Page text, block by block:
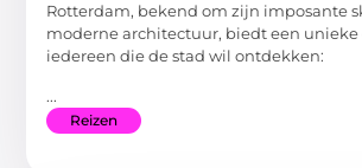
Rotterdam, bekend om zijn imposante
moderne architectuur, biedt een unieke
iedereen die de stad wil ontdekken:
...
Reizen